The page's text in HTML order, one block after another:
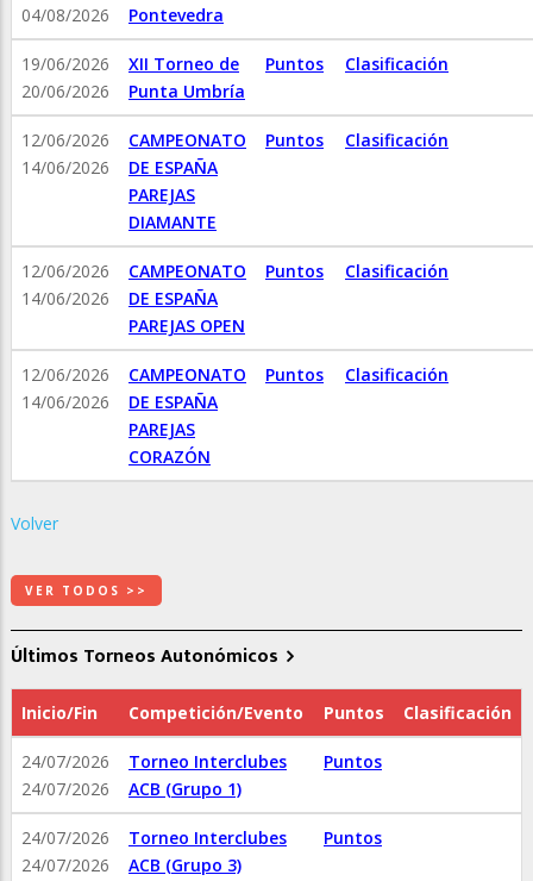
04/08/2026
Pontevedra
19/06/2026
20/06/2026
XII Torneo de
Punta Umbría
Puntos Clasificación
12/06/2026
14/06/2026
CAMPEONATO
DE ESPAÑA
PAREJAS
DIAMANTE
Puntos Clasificación
12/06/2026
14/06/2026
CAMPEONATO
DE ESPAÑA
PAREJAS OPEN
Puntos Clasificación
12/06/2026
14/06/2026
CAMPEONATO
DE ESPAÑA
PAREJAS
CORAZÓN
Puntos Clasificación
Volver
VER TODOS >>
Últimos Torneos Autonómicos
Inicio/Fin Competición/Evento Puntos Clasificación
24/07/2026
24/07/2026
Torneo Interclubes
ACB (Grupo 1)
Puntos
24/07/2026
24/07/2026
Torneo Interclubes
ACB (Grupo 3)
Puntos